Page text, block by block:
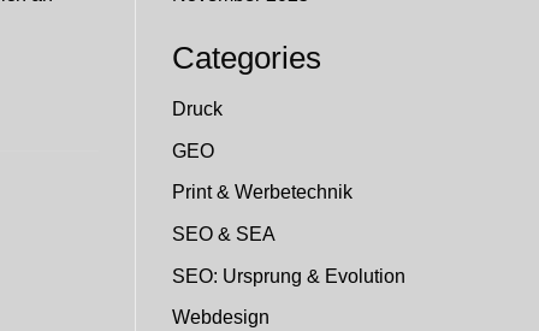
Categories
Druck
GEO
Print & Werbetechnik
SEO & SEA
SEO: Ursprung & Evolution
Webdesign